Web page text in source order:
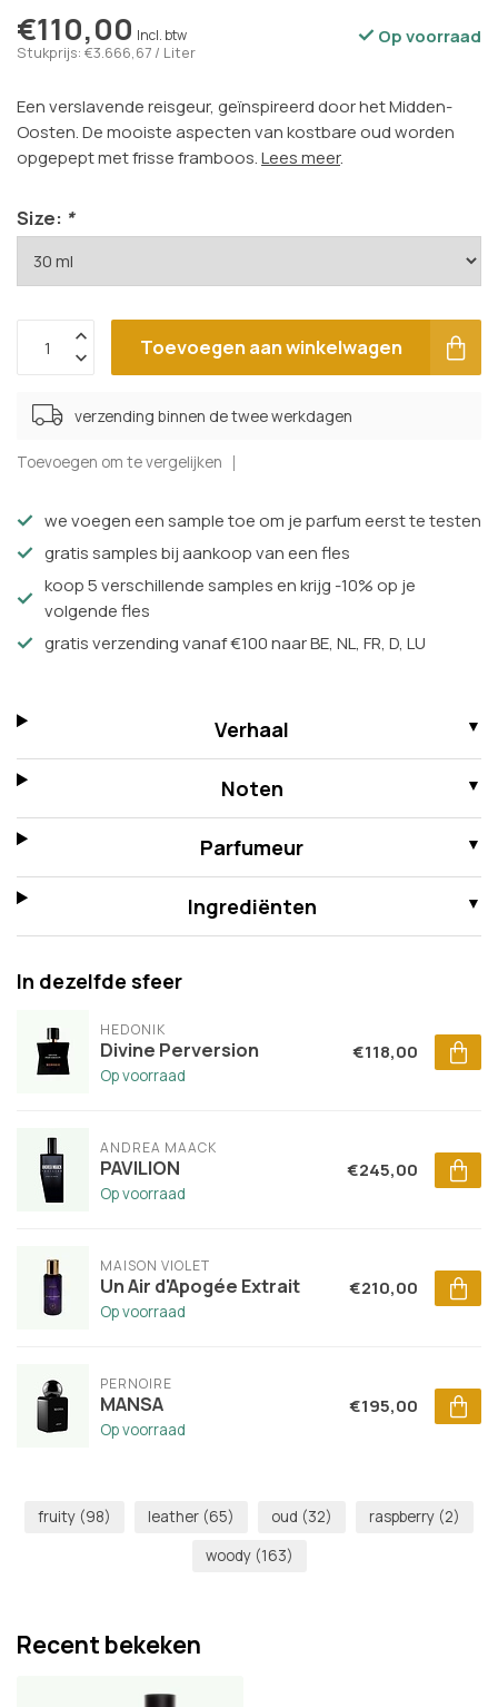
€110,00 Incl. btw
Stukprijs: €3.666,67 / Liter
Op voorraad
Een verslavende reisgeur, geïnspireerd door het Midden-
Oosten. De mooiste aspecten van kostbare oud worden
opgepept met frisse framboos.Lees meer.
Size: *
Toevoegen aan winkelwagen
verzending binnen de twee werkdagen
Toevoegen om te vergelijken
we voegen een sample toe om je parfum eerst te testen
gratis samples bij aankoop van een fles
koop 5 verschillende samples en krijg -10% op je
volgende fles
gratis verzending vanaf €100 naar BE, NL, FR, D, LU
Verhaal
Noten
Parfumeur
Ingrediënten
In dezelfde sfeer
HEDONIK
Divine Perversion
Op voorraad
€118,00
ANDREA MAACK
PAVILION
Op voorraad
€245,00
MAISON VIOLET
Un Air d'Apogée Extrait
Op voorraad
€210,00
PERNOIRE
MANSA
Op voorraad
€195,00
fruity (98) leather (65) oud (32) raspberry (2)
woody (163)
Recent bekeken